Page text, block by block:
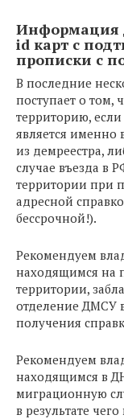
Информация
id карт с
прописки с
В последние
поступает о том,
территорию,
является именно
из демреестра,
случае въезда в
территории при
адресной
бессрочной!).
Рекомендуем
находящимся на
территории,
отделение ДМСУ
получения
Рекомендуем
находящимся в
миграционную
в результате